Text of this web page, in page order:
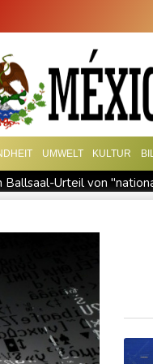
UMWELT KULTUR
Ballsaal-Urteil von
Frei offen für
Serbien - Treffen mit